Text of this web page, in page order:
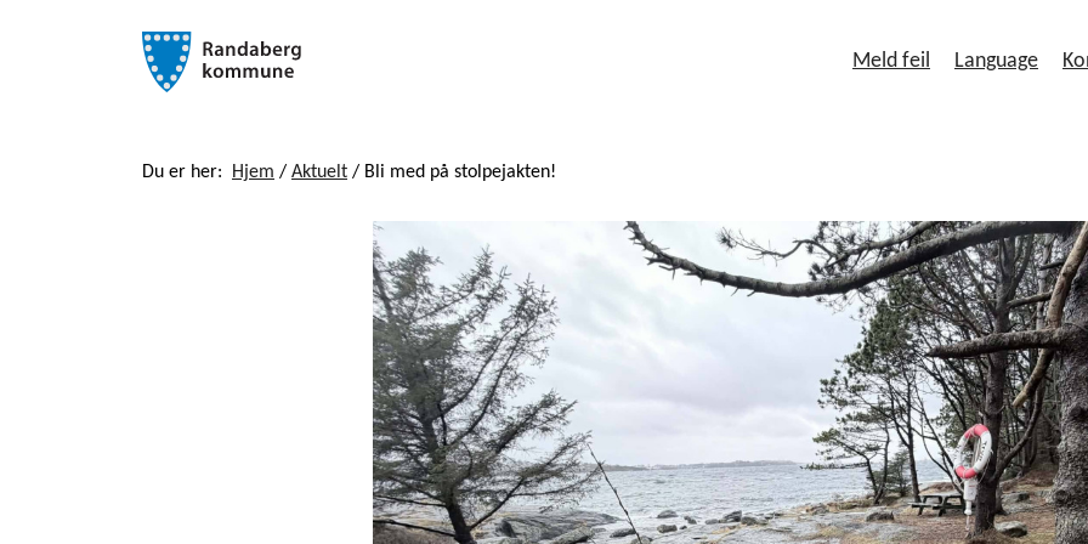
Meld feil Language
Du er her: Hjem / Aktuelt / Bli med på stolpejakten!